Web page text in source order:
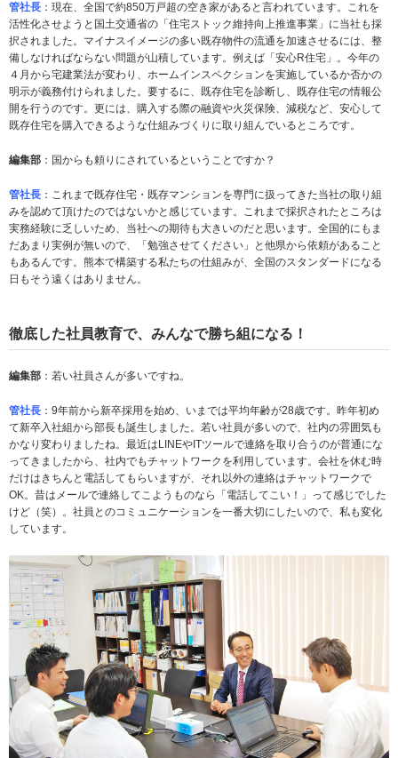
管社長 ：現在、全国で約850万戸超の空き家があると言われています。これを
活性化させようと国土交通省の「住宅ストック維持向上推進事業」に当社も採
択されました。マイナスイメージの多い既存物件の流通を加速させるには、整
備しなければならない問題が山積しています。例えば「安心R住宅」。今年の
４月から宅建業法が変わり、ホームインスペクションを実施しているか否かの
明示が義務付けられました。要するに、既存住宅を診断し、既存住宅の情報公
開を行うのです。更には、購入する際の融資や火災保険、減税など、安心して
既存住宅を購入できるような仕組みづくりに取り組んでいるところです。
編集部 ：国からも頼りにされているということですか？
管社長 ：これまで既存住宅・既存マンションを専門に扱ってきた当社の取り組
みを認めて頂けたのではないかと感じています。これまで採択されたところは
実務経験に乏しいため、当社への期待も大きいのだと思います。全国的にもま
だあまり実例が無いので、「勉強させてください」と他県から依頼があること
もあるんです。熊本で構築する私たちの仕組みが、全国のスタンダードになる
日もそう遠くはありません。
徹底した社員教育で、みんなで勝ち組になる！
編集部 ：若い社員さんが多いですね。
管社長 ：9年前から新卒採用を始め、いまでは平均年齢が28歳です。昨年初め
て新卒入社組から部長も誕生しました。若い社員が多いので、社内の雰囲気も
かなり変わりましたね。最近はLINEやITツールで連絡を取り合うのが普通にな
ってきましたから、社内でもチャットワークを利用しています。会社を休む時
だけはきちんと電話してもらいますが、それ以外の連絡はチャットワークで
OK。昔はメールで連絡してこようものなら「電話してこい！」って感じでした
けど（笑）。社員とのコミュニケーションを一番大切にしたいので、私も変化
しています。